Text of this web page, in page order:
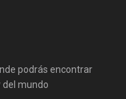
podrás encontrar
del mundo